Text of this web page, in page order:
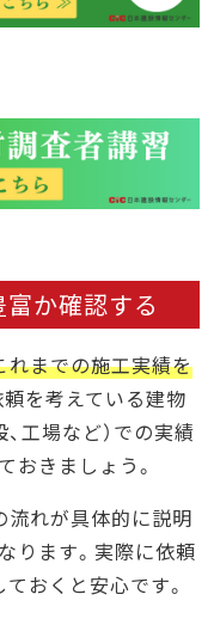
か確認する
れまでの施工実績を
頼を考えている建物
、工場など）での実績
おきましょう。
流れが具体的に説明
ります。実際に依頼
おくと安心です。